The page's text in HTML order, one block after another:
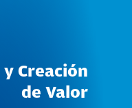
y Creación
de Valor